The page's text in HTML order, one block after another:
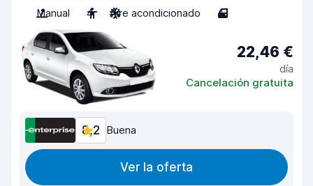
Manual
4 Aire acondicionado 4
22,46 €
día
Cancelación gratuita
8,2 Buena
Ver la oferta